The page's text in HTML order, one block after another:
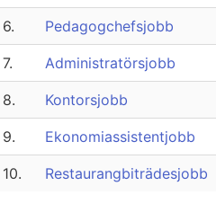
6. Pedagogchefsjobb
7. Administratörsjobb
8. Kontorsjobb
9. Ekonomiassistentjobb
10. Restaurangbiträdesjobb